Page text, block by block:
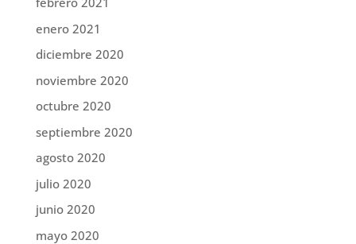
enero 2021
diciembre 2020
noviembre 2020
octubre 2020
septiembre 2020
agosto 2020
julio 2020
junio 2020
mayo 2020